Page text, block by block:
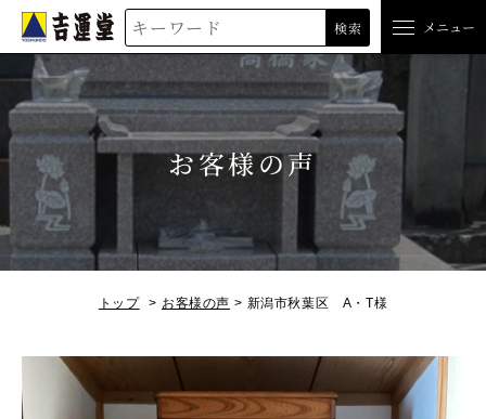
吉運堂 検索 メニュー
お客様の声
トップ お客様の声 新潟市秋葉区 A・T様